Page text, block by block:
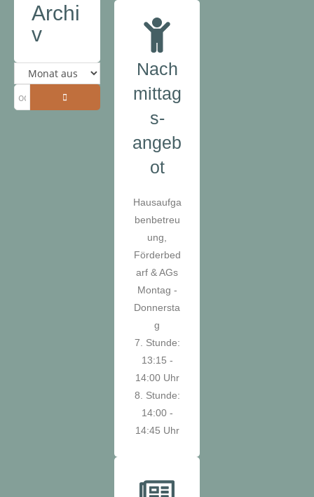
Nach
mittag
s-
angeb
ot
Hausaufga
benbetreu
ung,
Förderbed
arf & AGs
Montag -
Donnersta
g
7. Stunde:
13:15 -
14:00 Uhr
8. Stunde:
14:00 -
14:45 Uhr
Archi
v